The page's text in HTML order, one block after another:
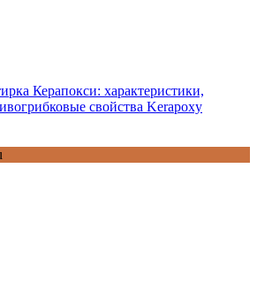
Керапокси: характеристики,
свойства Kerapoxy